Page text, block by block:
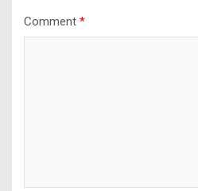
Comment *